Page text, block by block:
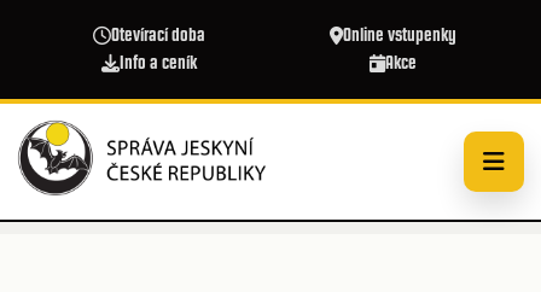
Otevírací doba
Online vstupenky
Info a ceník
Akce